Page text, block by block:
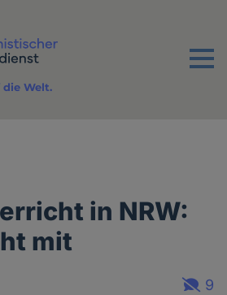
Menu
Welt.
in NRW:
mit
9